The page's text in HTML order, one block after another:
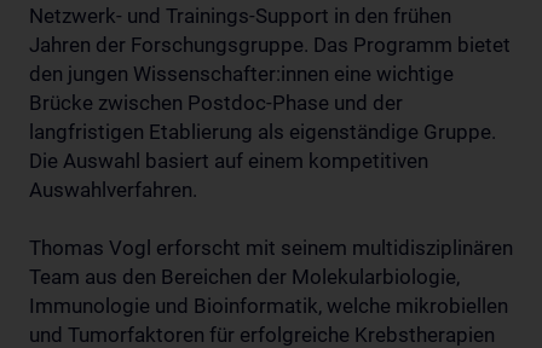
Netzwerk- und Trainings-Support in den frühen
Jahren der Forschungsgruppe. Das Programm bietet
den jungen Wissenschafter:innen eine wichtige
Brücke zwischen Postdoc-Phase und der
langfristigen Etablierung als eigenständige Gruppe.
Die Auswahl basiert auf einem kompetitiven
Auswahlverfahren.
Thomas Vogl erforscht mit seinem multidisziplinären
Team aus den Bereichen der Molekularbiologie,
Immunologie und Bioinformatik, welche mikrobiellen
und Tumorfaktoren für erfolgreiche Krebstherapien